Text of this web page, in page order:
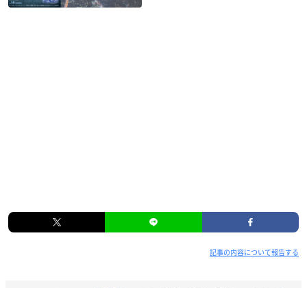
記事の内容について報告する